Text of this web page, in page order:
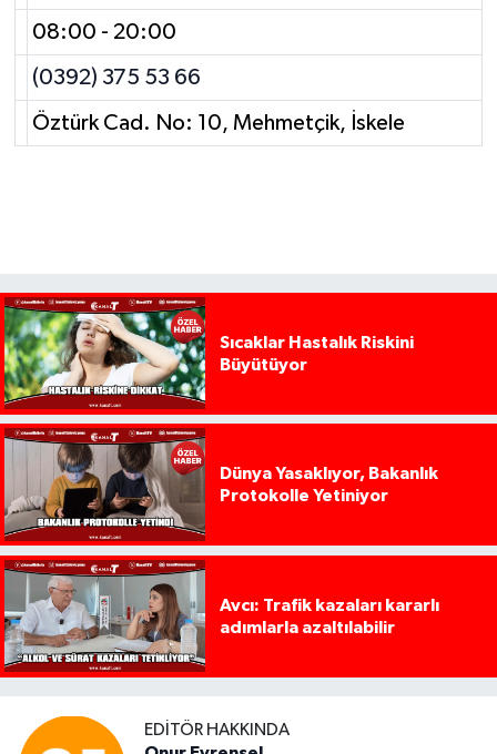
08:00 - 20:00
(0392) 375 53 66
Öztürk Cad. No: 10, Mehmetçik, İskele
Sıcaklar Hastalık Riskini
Büyütüyor
Dünya Yasaklıyor, Bakanlık
Protokolle Yetiniyor
Avcı: Trafik kazaları kararlı
adımlarla azaltılabilir
EDITÖR HAKKINDA